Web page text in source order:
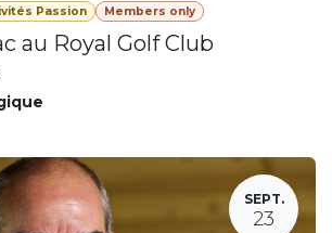
Passion Members only
au Royal Golf Club
SEPT.
23